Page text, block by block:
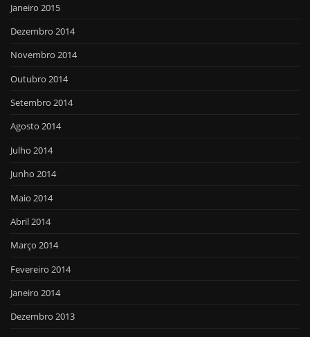
Janeiro 2015
Dezembro 2014
Novembro 2014
Outubro 2014
Setembro 2014
Agosto 2014
Julho 2014
Junho 2014
Maio 2014
Abril 2014
Março 2014
Fevereiro 2014
Janeiro 2014
Dezembro 2013